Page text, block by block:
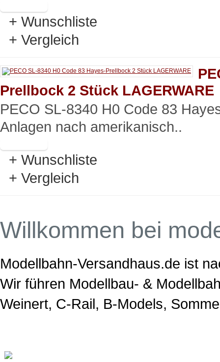
+ Wunschliste
+ Vergleich
Prellbock 2 Stück LAGERWARE
PECO SL-8340 H0 Code 83
Anlagen nach amerikanisch..
+ Wunschliste
+ Vergleich
Willkommen bei
Modellbahn-Versandhaus.de ist
Wir führen Modellbau- &
Weinert, C-Rail, B-Models,